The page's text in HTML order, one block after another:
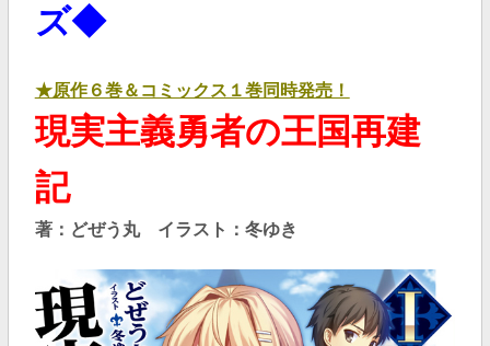
ズ◆
★原作６巻＆コミックス１巻同時発売！
現実主義勇者の王国再建
記
著：どぜう丸 イラスト：冬ゆき